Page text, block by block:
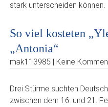
stark unterscheiden können.
So viel kosteten
„Antonia“
mak113985 | Keine
Drei Stürme suchten
zwischen dem 16. und 21.